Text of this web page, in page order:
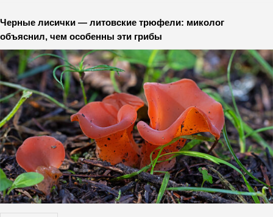
Черные лисички — литовские трюфели: миколог
объяснил, чем особенны эти грибы